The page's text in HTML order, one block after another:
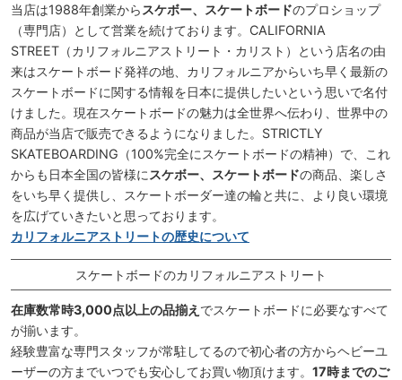
当店は1988年創業から スケボー、スケートボードのプロショップ
（専門店）として営業を続けております。CALIFORNIA
STREET（カリフォルニアストリート・カリスト）という店名の由
来はスケートボード発祥の地、カリフォルニアからいち早く最新の
スケートボードに関する情報を日本に提供したいという思いで名付
けました。現在スケートボードの魅力は全世界へ伝わり、世界中の
商品が当店で販売できるようになりました。STRICTLY
SKATEBOARDING（100%完全にスケートボードの精神）で、これ
からも日本全国の皆様に スケボー、スケートボードの商品、楽しさ
をいち早く提供し、スケートボーダー達の輪と共に、より良い環境
を広げていきたいと思っております。
カリフォルニアストリートの歴史について
スケートボードのカリフォルニアストリート
在庫数常時3,000点以上の品揃え でスケートボードに必要なすべて
が揃います。
経験豊富な専門スタッフが常駐してるので初心者の方からヘビーユ
ーザーの方までいつでも安心してお買い物頂けます。 17時までのご